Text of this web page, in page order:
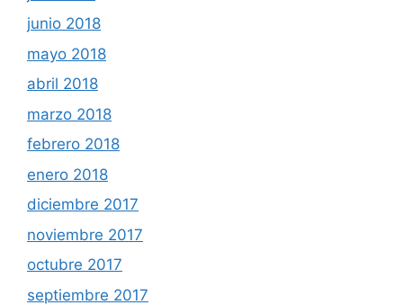
junio 2018
mayo 2018
abril 2018
marzo 2018
febrero 2018
enero 2018
diciembre 2017
noviembre 2017
octubre 2017
septiembre 2017